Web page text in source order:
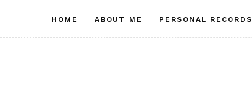
content
HOME ABOUT ME PERSONAL RECORDS